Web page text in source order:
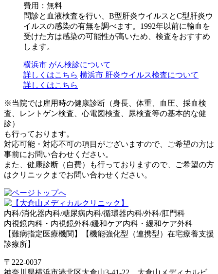
費用：無料
問診と血液検査を行い、B型肝炎ウイルスとC型肝炎ウ
イルスの感染の有無を調べます。1992年以前に輸血を
受けた方は感染の可能性が高いため、検査をおすすめ
します。
横浜市 がん検診について
詳しくはこちら 横浜市 肝炎ウイルス検査について
詳しくはこちら
※当院では雇用時の健康診断（身長、体重、血圧、採血検
査、レントゲン検査、心電図検査、尿検査等の基本的な健
診）
も行っております。
対応可能・対応不可の項目がございますので、ご希望の方は
事前にお問い合わせください。
また、健康診断（自費）も行っておりますので、ご希望の方
はクリニックまでお問い合わせください。
内科/消化器内科/糖尿病内科/循環器内科/外科/肛門科
内視鏡内科・内視鏡外科/緩和ケア内科・緩和ケア外科
【難病指定医療機関】【機能強化型（連携型）在宅療養支援
診療所】
〒222-0037
神奈川県横浜市港北区大倉山3-41-22 大倉山メディカルビ